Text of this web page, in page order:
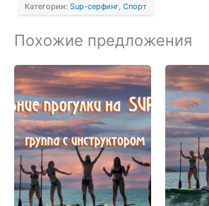
Категории: Sup-серфинг, Спорт
Похожие предложения